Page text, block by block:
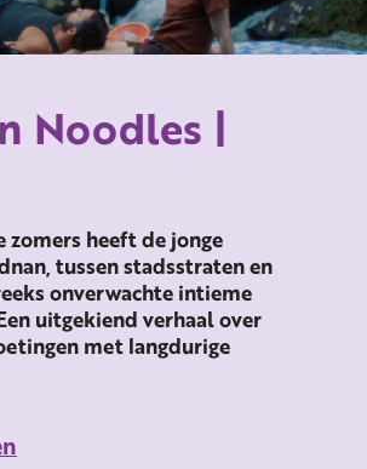
Noodles |
zomers heeft de jonge
tussen stadsstraten en
onverwachte intieme
uitgekiend verhaal over
met langdurige